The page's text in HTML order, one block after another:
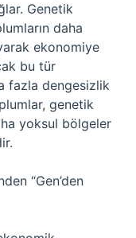
Genetik
daha
ekonomiye
bu tür
fazla dengesizlik
genetik
yoksul bölgeler
“Gen’den